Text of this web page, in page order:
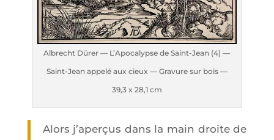
Albrecht Dürer — L’A­po­ca­lypse de Saint-Jean (4) —
Saint-Jean appe­lé aux cieux — Gra­vure sur bois —
39,3 x 28,1 cm
Alors j’a­per­çus dans la main droite de